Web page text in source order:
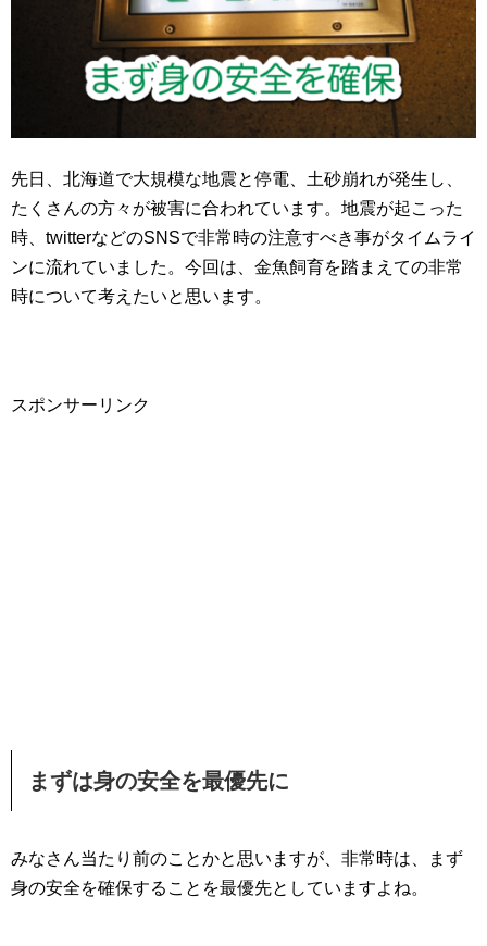
先日、北海道で大規模な地震と停電、土砂崩れが発生し、
たくさんの方々が被害に合われています。地震が起こった
時、twitterなどのSNSで非常時の注意すべき事がタイムライ
ンに流れていました。今回は、金魚飼育を踏まえての非常
時について考えたいと思います。
スポンサーリンク
まずは身の安全を最優先に
みなさん当たり前のことかと思いますが、非常時は、まず
身の安全を確保することを最優先としていますよね。